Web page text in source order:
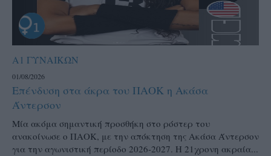
Α1 ΓΥΝΑΙΚΩΝ
01/08/2026
Επένδυση στα άκρα του ΠΑΟΚ η Ακάσα
Άντερσον
Μία ακόμα σημαντική προσθήκη στο ρόστερ του
ανακοίνωσε ο ΠΑΟΚ, με την απόκτηση της Ακάσα Άντερσον
για την αγωνιστική περίοδο 2026-2027. Η 21χρονη ακραία...